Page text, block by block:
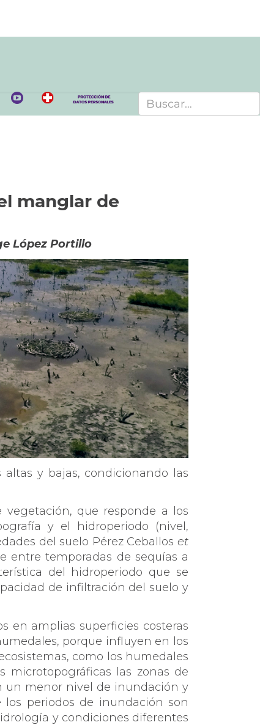
manglar de
López Portillo
y bajas, condicionando las
que responde a los
y el hidroperiodo (nivel,
del suelo Pérez Ceballos et
entre temporadas de sequías a
del hidroperiodo que se
de infiltración del suelo y
en amplias superficies costeras
porque influyen en los
como los humedales
microtopográficas las zonas de
un menor nivel de inundación y
periodos de inundación son
y condiciones diferentes